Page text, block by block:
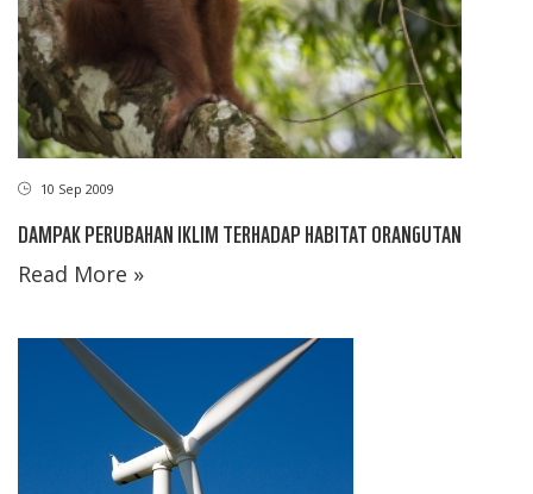
10 Sep 2009
DAMPAK PERUBAHAN IKLIM TERHADAP HABITAT ORANGUTAN
Read More »